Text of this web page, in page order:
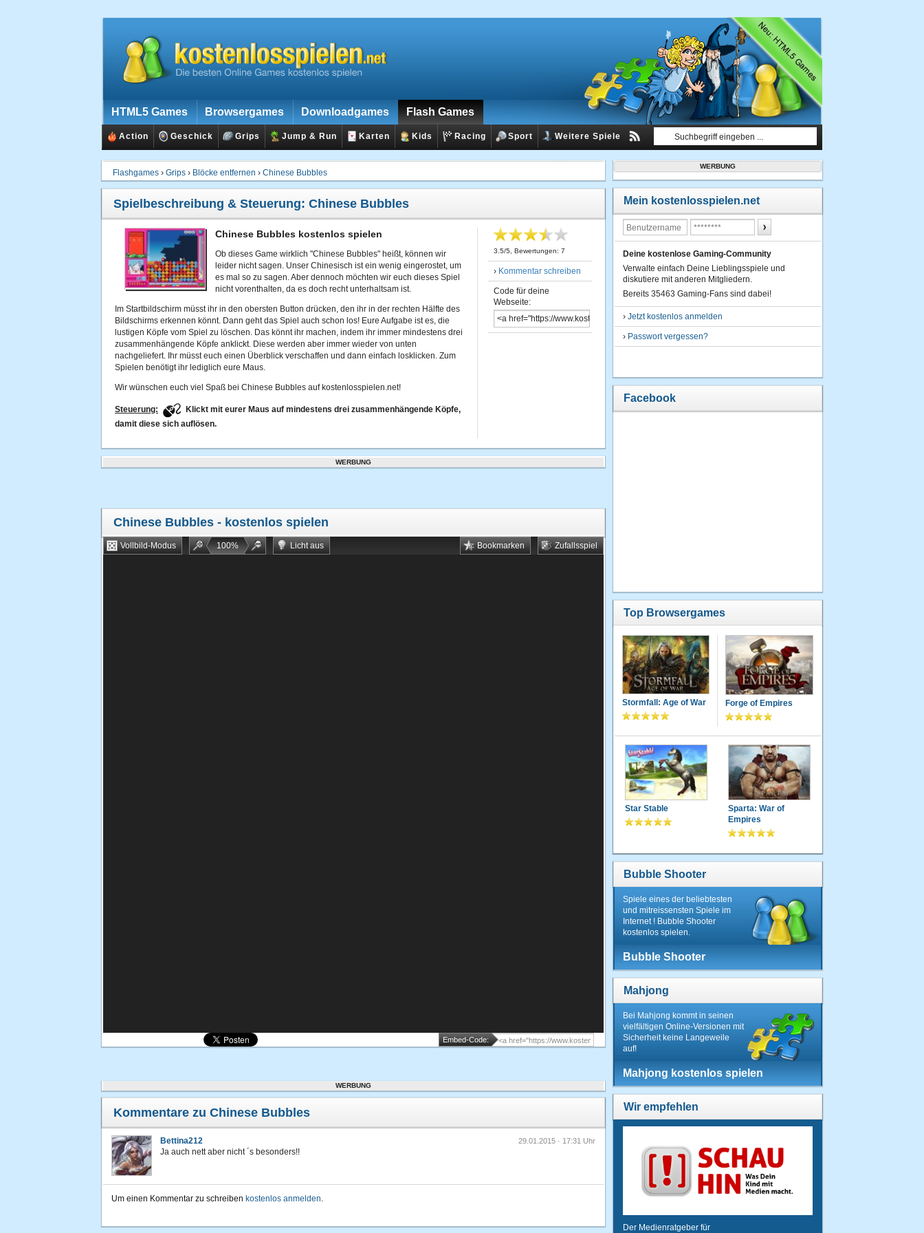
HTML5 Games Browsergames Downloadgames Flash Games
Action Geschick Grips Jump & Run Karten Kids Racing Sport Weitere Spiele
Flashgames › Grips › Blöcke entfernen › Chinese Bubbles
Spielbeschreibung & Steuerung: Chinese Bubbles
Chinese Bubbles kostenlos spielen
Ob dieses Game wirklich "Chinese Bubbles" heißt, können wir
leider nicht sagen. Unser Chinesisch ist ein wenig eingerostet, um
es mal so zu sagen. Aber dennoch möchten wir euch dieses Spiel
nicht vorenthalten, da es doch recht unterhaltsam ist.
Im Startbildschirm müsst ihr in den obersten Button drücken, den ihr in der rechten Hälfte des
Bildschirms erkennen könnt. Dann geht das Spiel auch schon los! Eure Aufgabe ist es, die
lustigen Köpfe vom Spiel zu löschen. Das könnt ihr machen, indem ihr immer mindestens drei
zusammenhängende Köpfe anklickt. Diese werden aber immer wieder von unten
nachgeliefert. Ihr müsst euch einen Überblick verschaffen und dann einfach losklicken. Zum
Spielen benötigt ihr lediglich eure Maus.
Wir wünschen euch viel Spaß bei Chinese Bubbles auf kostenlosspielen.net!
Steuerung:
Klickt mit eurer Maus auf mindestens drei zusammenhängende Köpfe,
damit diese sich auflösen.
3.5/5 , Bewertungen: 7
› Kommentar schreiben
Code für deine
Webseite:
WERBUNG
Chinese Bubbles - kostenlos spielen
Vollbild-Modus 100% Licht aus Zufallsspiel
Bookmarken
Embed-Code:
WERBUNG
Kommentare zu Chinese Bubbles
Bettina212 29.01.2015 · 17:31 Uhr
Ja auch nett aber nicht ´s besonders!!
Um einen Kommentar zu schreiben kostenlos anmelden.
WERBUNG
Mein kostenlosspielen.net
Deine kostenlose Gaming-Community
Verwalte einfach Deine Lieblingsspiele und
diskutiere mit anderen Mitgliedern.
Bereits 35463 Gaming-Fans sind dabei!
› Jetzt kostenlos anmelden
› Passwort vergessen?
Facebook
Top Browsergames
Stormfall: Age of War Forge of Empires
Star Stable
Sparta: War of
Empires
Bubble Shooter
Spiele eines der beliebtesten
und mitreissensten Spiele im
Internet ! Bubble Shooter
kostenlos spielen.
Bubble Shooter
Mahjong
Bei Mahjong kommt in seinen
vielfältigen Online-Versionen mit
Sicherheit keine Langeweile
auf!
Mahjong kostenlos spielen
Wir empfehlen
Der Medienratgeber für